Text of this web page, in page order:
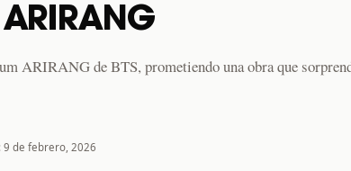
ARIRANG de BTS, prometiendo una obra que
9 de febrero, 2026